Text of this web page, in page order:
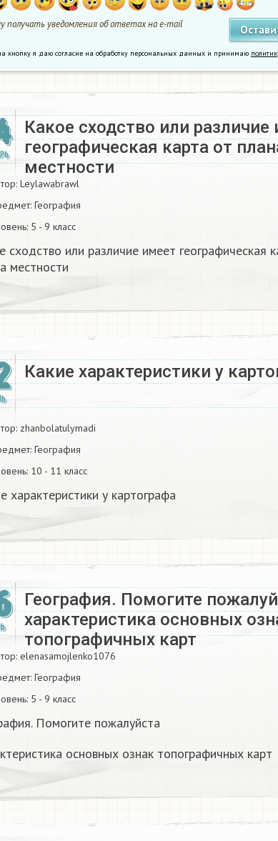
получать уведомления об ответах на e-mail
кнопку я даю согласие на обработку персональных данных и принимаю
Какое сходство или различие
географическая карта от
местности
Leylawabrawl
География
5 - 9 класс
сходство или различие имеет географическая
местности
Какие характеристики у
zhanbolatulymadi
География
10 - 11 класс
характеристики у картографа​
География. Помогите
характеристика основных
топографичных карт
elenasamojlenko1076
География
5 - 9 класс
Помогите пожалуйста
основных ознак топографичных карт